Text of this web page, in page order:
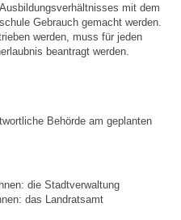
mit dem
Gebrauch gemacht werden.
werden, muss für jeden
beantragt werden.
Behörde am geplanten
die Stadtverwaltung
das Landratsamt